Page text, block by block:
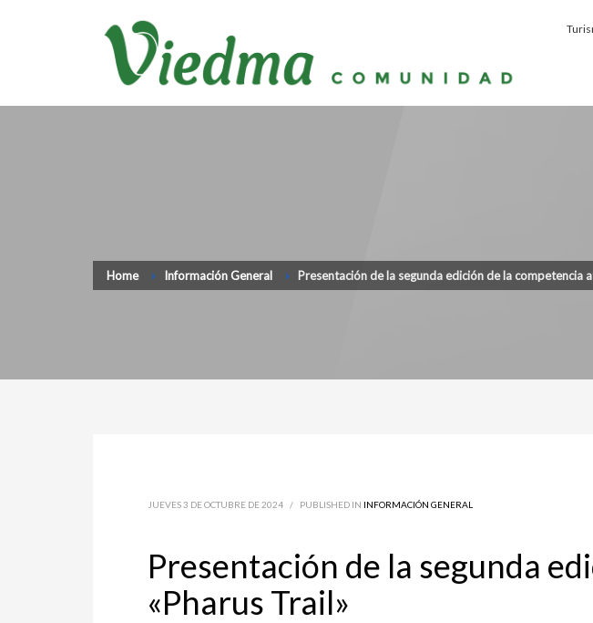
Home Información General Presentación de la segunda edición de la competencia
JUEVES 3 DE OCTUBRE DE 2024 / PUBLISHED IN INFORMACIÓN GENERAL
Presentación de la segunda
«Pharus Trail»